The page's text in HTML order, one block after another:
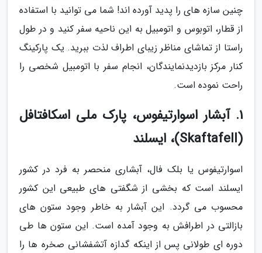
چنین سازه های را پدید آورده اند! شما می توانید با استفاده
از قطار، اتوبوس و اتومبیل به این ناحیه سفر کنید و در طول
راستا از تماشای مناظر زیبای اطراف لذت ببرید. یک پارکینگ
کنار مرکز بازدیدنمایندگان، انجام سفر با اتومبیل شخصی را
راحت نموده است.
1. آبشار اسوارتیفوس، پارک ملی اسکافتافل
(Skaftafell)، ایسلند
اسوارتیفوس یا بلک فال، آبشاری منحصر به فرد در کشور
ایسلند است که بخشی از شگفتی های طبیعی این کشور
محسوب می گردد. این آبشار به خاطر وجود ستون های
بازالتی در اطرافش به وجود آمده است. این ستون ها طی
دوره ای طولانی پس از اینکه گدازه آتشفشانی صخره ها را